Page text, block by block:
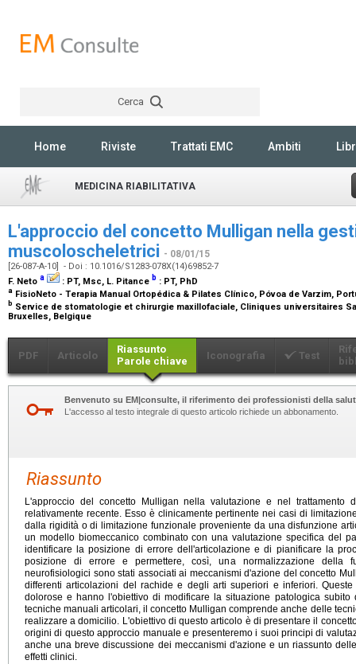
Cerca
Home Riviste Trattati EMC Ambiti
MEDICINA RIABILITATIVA
L'approccio del concetto Mulligan nella
muscoloscheletrici - 08/01/15
[26-087-A-10] - Doi : 10.1016/S1283-078X(14)69852-7
F. Neto a : PT, Msc, L. Pitance b : PT, PhD
a FisioNeto - Terapia Manual Ortopédica & Pilates Clínico, Póvoa de Varzim,
b Service de stomatologie et chirurgie maxillofaciale, Cliniques universitaires
Bruxelles, Belgique
PDF Articolo
Riassunto
Parole chiave
Iconografia Test
Benvenuto su EM|consulte, il riferimento dei professionisti della
L'accesso al testo integrale di questo articolo richiede un abbonamento.
Riassunto
L'approccio del concetto Mulligan nella valutazione e nel trattamento
relativamente recente. Esso è clinicamente pertinente nei casi di
dalla rigidità o di limitazione funzionale proveniente da una disfunzione
un modello biomeccanico combinato con una valutazione specifica del
identificare la posizione di errore dell'articolazione e di pianificare la
posizione di errore e permettere, così, una normalizzazione della
neurofisiologici sono stati associati ai meccanismi d'azione del concetto
differenti articolazioni del rachide e degli arti superiori e inferiori.
dolorose e hanno l'obiettivo di modificare la situazione patologica
tecniche manuali articolari, il concetto Mulligan comprende anche delle
realizzare a domicilio. L'obiettivo di questo articolo è di presentare il
origini di questo approccio manuale e presenteremo i suoi principi di
anche una breve discussione dei meccanismi d'azione e un riassunto
effetti clinici.